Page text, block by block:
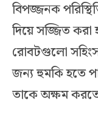
বিপজ্জনক
দিয়ে সজ্জিত
রোবটগুলো
জন্য হুমকি হতে
তাকে অক্ষম